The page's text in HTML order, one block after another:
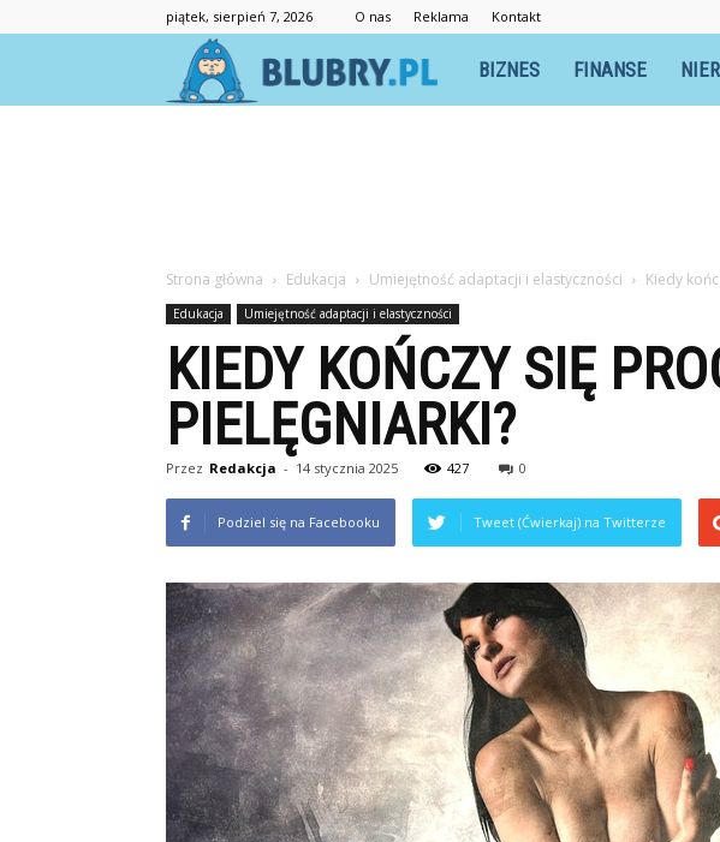
piątek, sierpień 7, 2026 O nas Reklama Kontakt
Blubry.pl
BIZNES FINANSE
Strona główna Edukacja Umiejętność adaptacji i elastyczności Kiedy
Edukacja Umiejętność adaptacji i elastyczności
KIEDY KOŃCZY SIĘ
PIELĘGNIARKI?
Przez Redakcja - 14 stycznia 2025 427 0
Podziel się na Facebooku Tweet (Ćwierkaj) na Twitterze